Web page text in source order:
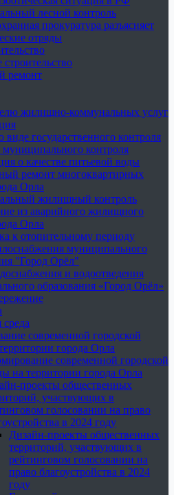
лесной контроль
прокуратура разъясняет
отряды
ремонт
жилищно-коммунальных услуг
виде государственного контроля
муниципального контроля
о качестве питьевой воды
ремонт многоквартирных
Орла
жилищный контроль
из аварийного жилищного
Орла
к отопительному периоду
муниципального
"Город Орёл"
и водоотведения
образования «Город Орёл»
среда
современной городской
города Орла
современной городской
на территории города Орла
проекты общественных
участвующих в
голосовании на право
в 2024 году
Дизайн-проекты общественных
территорий, участвующих в
рейтинговом голосовании на
право благоустройства в 2024
году